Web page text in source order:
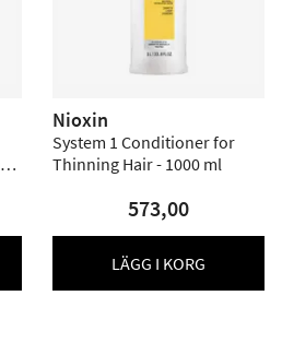
Nioxin
System 1 Conditioner for
Thinning Hair - 1000 ml
573,00
LÄGG I KORG